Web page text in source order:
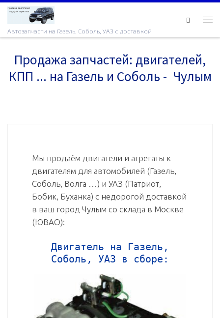
Skip to content
Автозапчасти на Газель, Соболь, УАЗ с доставкой
Продажа запчастей: двигателей,
КПП ... на Газель и Соболь - Чулым
Мы продаём двигатели и агрегаты к
двигателям для автомобилей (Газель,
Соболь, Волга …) и УАЗ (Патриот,
Бобик, Буханка) с недорогой доставкой
в ваш город Чулым со склада в Москве
(ЮВАО):
Двигатель на Газель,
Соболь, УАЗ в сборе: